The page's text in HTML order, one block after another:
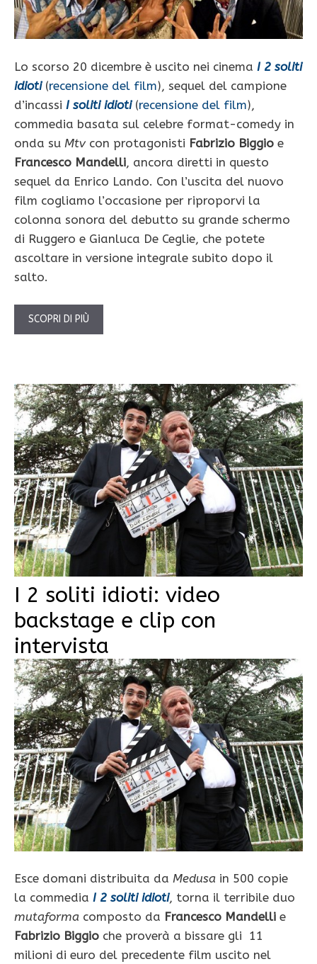
Lo scorso 20 dicembre è uscito nei cinema I 2 soliti
idioti(recensione del film), sequel del campione
d’incassi I soliti idioti(recensione del film),
commedia basata sul celebre format-comedy in
onda su Mtv con protagonisti Fabrizio Biggio e
Francesco Mandelli, ancora diretti in questo
sequel da Enrico Lando. Con l’uscita del nuovo
film cogliamo l’occasione per riproporvi la
colonna sonora del debutto su grande schermo
di Ruggero e Gianluca De Ceglie, che potete
ascoltare in versione integrale subito dopo il
salto.
SCOPRI DI PIÙ
I 2 soliti idioti: video
backstage e clip con
intervista
Esce domani distribuita da Medusa in 500 copie
la commedia I 2 soliti idioti, torna il terribile duo
mutaforma composto da Francesco Mandelli e
Fabrizio Biggio che proverà a bissare gli 11
milioni di euro del precedente film uscito nel